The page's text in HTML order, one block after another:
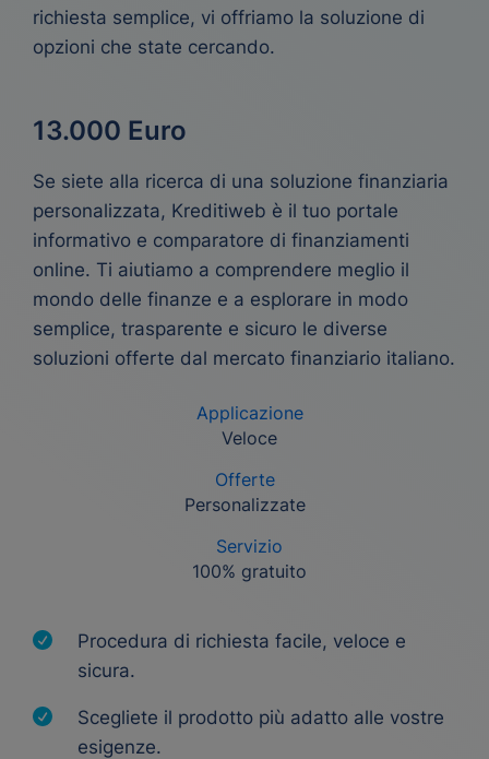
richiesta semplice, vi offriamo la soluzione di
opzioni che state cercando.
13.000 Euro
Se siete alla ricerca di una soluzione finanziaria
personalizzata, Kreditiweb è il tuo portale
informativo e comparatore di finanziamenti
online. Ti aiutiamo a comprendere meglio il
mondo delle finanze e a esplorare in modo
semplice, trasparente e sicuro le diverse
soluzioni offerte dal mercato finanziario italiano.
Applicazione
Veloce
Offerte
Personalizzate
Servizio
100% gratuito
Procedura di richiesta facile, veloce e
sicura.
Scegliete il prodotto più adatto alle vostre
esigenze.